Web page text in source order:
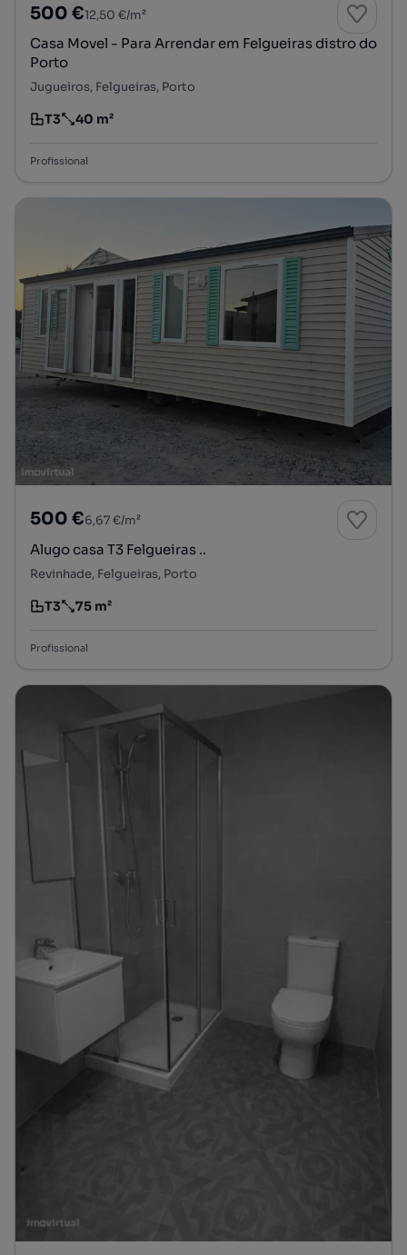
500 €12,50 €/m²
Casa Movel - Para Arrendar em Felgueiras distro do
Porto
Jugueiros, Felgueiras, Porto
Tipologia
T3
Preço por metro quadrado
40 m²
Profissional
500 €6,67 €/m²
Alugo casa T3 Felgueiras ..
Revinhade, Felgueiras, Porto
Tipologia
T3
Preço por metro quadrado
75 m²
Profissional